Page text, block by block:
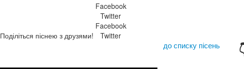
Поділіться піснею з друзями!
Facebook
Twitter
Facebook
Twitter
до списку пісень